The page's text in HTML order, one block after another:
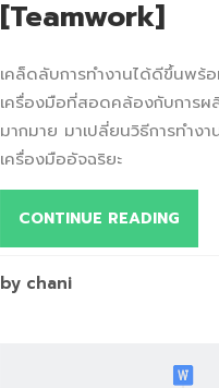
[Teamwork]
เคล็ดลับการทำงานได้ดีขึ้นพร้
เครื่องมือที่สอดคล้องกับการ
มากมาย มาเปลี่ยนวิธีการทำง
เครื่องมืออัจฉริยะ
CONTINUE READING
by chani